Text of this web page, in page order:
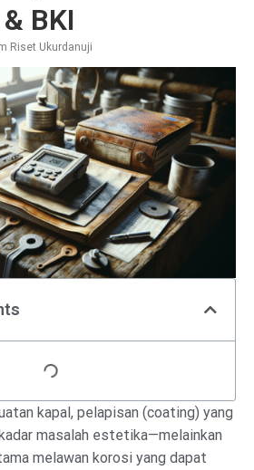
BKI
Riset Ukurdanuji
kapal, pelapisan (coating) yang
masalah estetika—melainkan
melawan korosi yang dapat